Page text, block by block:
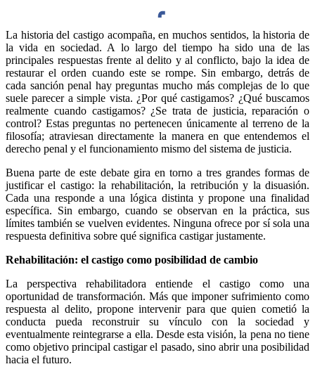
Facebook
Twitter
Whatsapp
Linkedin
La historia del castigo acompaña, en muchos sentidos, la historia de
la vida en sociedad. A lo largo del tiempo ha sido una de las
principales respuestas frente al delito y al conflicto, bajo la idea de
restaurar el orden cuando este se rompe. Sin embargo, detrás de
cada sanción penal hay preguntas mucho más complejas de lo que
suele parecer a simple vista. ¿Por qué castigamos? ¿Qué buscamos
realmente cuando castigamos? ¿Se trata de justicia, reparación o
control? Estas preguntas no pertenecen únicamente al terreno de la
filosofía; atraviesan directamente la manera en que entendemos el
derecho penal y el funcionamiento mismo del sistema de justicia.
Buena parte de este debate gira en torno a tres grandes formas de
justificar el castigo: la rehabilitación, la retribución y la disuasión.
Cada una responde a una lógica distinta y propone una finalidad
específica. Sin embargo, cuando se observan en la práctica, sus
límites también se vuelven evidentes. Ninguna ofrece por sí sola una
respuesta definitiva sobre qué significa castigar justamente.
Rehabilitación: el castigo como posibilidad de cambio
La perspectiva rehabilitadora entiende el castigo como una
oportunidad de transformación. Más que imponer sufrimiento como
respuesta al delito, propone intervenir para que quien cometió la
conducta pueda reconstruir su vínculo con la sociedad y
eventualmente reintegrarse a ella. Desde esta visión, la pena no tiene
como objetivo principal castigar el pasado, sino abrir una posibilidad
hacia el futuro.